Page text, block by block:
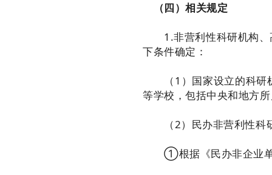
（四）相关规定
1.非营利性科研机构、
下条件确定：
（1）国家设立的科研机
等学校，包括中央和地方
（2）民办非营利性科研
①根据《民办非企业单